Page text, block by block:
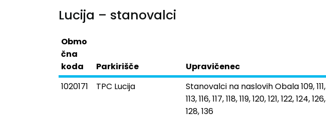
Lucija – stanovalci
Obmo
čna
koda
Parkirišče Upravičenec
1020171
TPC Lucija
Stanovalci na naslovih Obala 109, 111,
113, 116, 117, 118, 119, 120, 121, 122, 124, 126,
128, 136